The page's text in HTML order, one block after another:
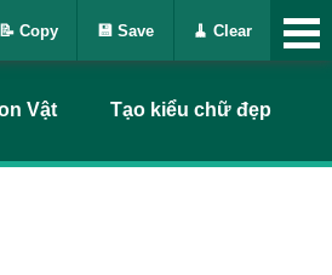
Vật Tạo kiểu chữ đẹp
📝 Copy 💾 Save 🧹 Clear